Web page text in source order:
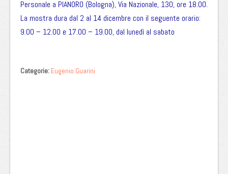
Personale a PIANORO (Bologna), Via Nazionale, 130, ore 18.00.
La mostra dura dal 2 al 14 dicembre con il seguente orario:
9.00 – 12.00 e 17.00 – 19.00, dal lunedì al sabato
Categorie: Eugenio Guarini